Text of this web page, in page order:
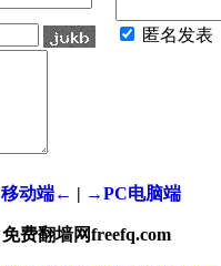
匿名发表
移动端← | →PC电脑端
免费翻墙网freefq.com